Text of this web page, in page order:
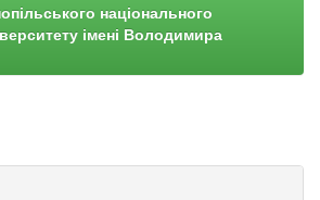
національного
імені Володимира